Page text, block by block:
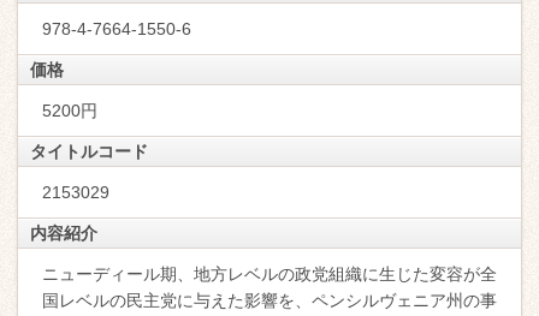
978-4-7664-1550-6
価格
5200円
タイトルコード
2153029
内容紹介
ニューディール期、地方レベルの政党組織に生じた変容が全
国レベルの民主党に与えた影響を、ペンシルヴェニア州の事